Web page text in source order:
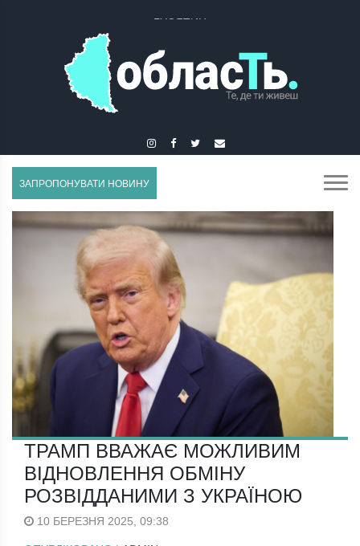
ЗАПРОПОНУВАТИ НОВИНУ
ТРАМП ВВАЖАЄ МОЖЛИВИМ
ВІДНОВЛЕННЯ ОБМІНУ
РОЗВІДДАНИМИ З УКРАЇНОЮ
10 БЕРЕЗНЯ 2025, 09:38